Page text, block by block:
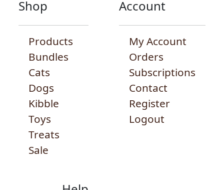
Shop
Products
Bundles
Cats
Dogs
Kibble
Toys
Treats
Sale
Account
My Account
Orders
Subscriptions
Contact
Register
Logout